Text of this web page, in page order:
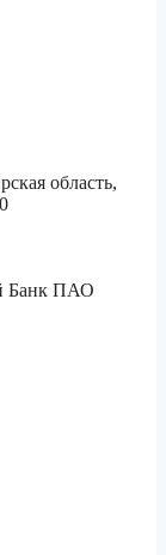
область,
Банк ПАО